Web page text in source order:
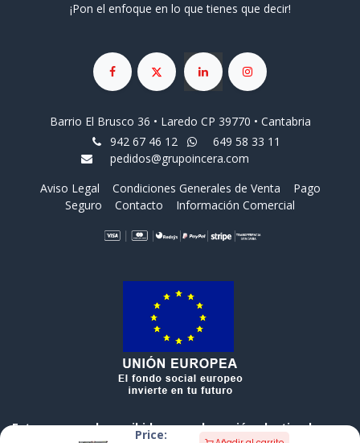
Price:
¡Pon el enfoque en lo que tienes que decir!
Barrio El Brusco 36 • Laredo CP 39770 • Cantabria
942 67 46 12
649 58 33 11
pedidos@grupoincera.com
Aviso Legal
Condiciones Generales de Venta
Pago
Seguro
Contacto Información Comercial
Esta empresa ha recibido una subvención destinada a